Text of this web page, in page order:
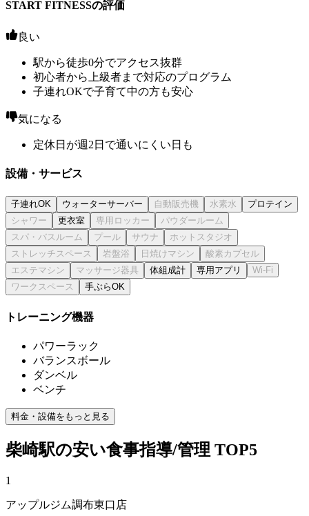
START FITNESSの評価
良い
駅から徒歩0分でアクセス抜群
初心者から上級者まで対応のプログラム
子連れOKで子育て中の方も安心
気になる
定休日が週2日で通いにくい日も
設備・サービス
子連れOK ウォーターサーバー
プロテイン
更衣室
体組成計
専用アプリ
手ぶらOK
トレーニング機器
パワーラック
バランスボール
ダンベル
ベンチ
料金・設備をもっと見る
柴崎駅の安い食事指導/管理 TOP5
1
アップルジム調布東口店